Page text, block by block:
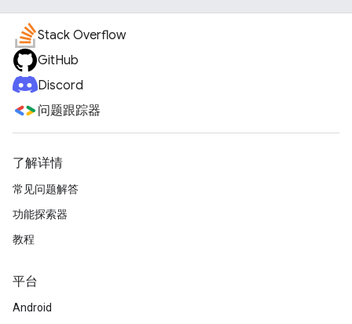
Stack Overflow
GitHub
Discord
问题跟踪器
了解详情
常见问题解答
功能探索器
教程
平台
Android